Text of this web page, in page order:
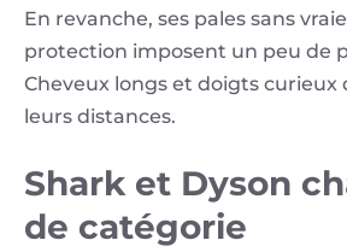
En revanche, ses pales sans
protection imposent un peu de
Cheveux longs et doigts
leurs distances.
Shark et Dyson
de catégorie